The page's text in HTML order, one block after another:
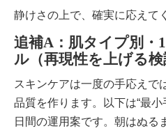
静けさの上で、確実に応えて
追補A：肌タイプ別・
ル（再現性を上げる検
スキンケアは一度の手応えで
品質を作ります。以下は“最
日間の運用案です。朝はぬる